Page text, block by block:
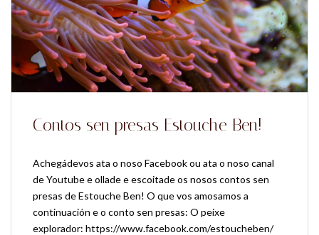
Contos sen presas Estouche Ben!
Achegádevos ata o noso Facebook ou ata o noso canal
de Youtube e ollade e escoitade os nosos contos sen
presas de Estouche Ben! O que vos amosamos a
continuación e o conto sen presas: O peixe
explorador: https://www.facebook.com/estoucheben/